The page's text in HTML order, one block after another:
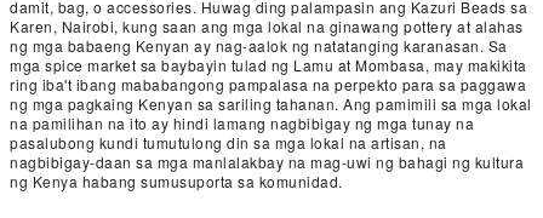
damit, bag, o accessories. Huwag ding palampasin ang Kazuri Beads sa
Karen, Nairobi, kung saan ang mga lokal na ginawang pottery at alahas
ng mga babaeng Kenyan ay nag-aalok ng natatanging karanasan. Sa
mga spice market sa baybayin tulad ng Lamu at Mombasa, may makikita
ring iba't ibang mababangong pampalasa na perpekto para sa paggawa
ng mga pagkaing Kenyan sa sariling tahanan. Ang pamimili sa mga lokal
na pamilihan na ito ay hindi lamang nagbibigay ng mga tunay na
pasalubong kundi tumutulong din sa mga lokal na artisan, na
nagbibigay-daan sa mga manlalakbay na mag-uwi ng bahagi ng kultura
ng Kenya habang sumusuporta sa komunidad.